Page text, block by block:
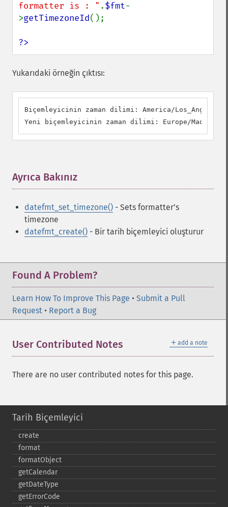
formatter is : " .$fmt-
>getTimezoneId();
?>
Yukarıdaki örneğin çıktısı:
Biçemleyicinin zaman dilimi: America/Los_Angeles
Yeni biçemleyicinin zaman dilimi: Europe/Madrid
Ayrıca Bakınız
datefmt_set_timezone() - Sets formatterʼs
timezone
datefmt_create() - Bir tarih biçemleyici oluşturur
Found A Problem?
Learn How To Improve This Page • Submit a Pull
Request • Report a Bug
＋ add a note
User Contributed Notes
There are no user contributed notes for this page.
Tarih Biçemleyici
create
format
formatObject
getCalendar
getDateType
getErrorCode